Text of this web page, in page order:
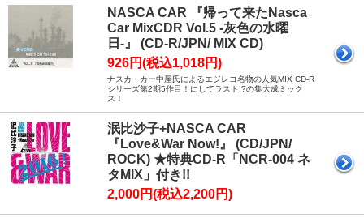
NASCA CAR 『帰って来たNasca
Car MixCDR Vol.5 -灰色の水曜
日-』 (CD-R/JPN/ MIX CD)
926円(税込1,018円)
ナスカ・カー中屋氏によるエジレコ名物の人気MIX CD-R
シリーズ第2期5作目！にしてラスト!?の集大成ミック
ス！
泯比沙子+NASCA CAR
『Love&War Now!』 (CD/JPN/
ROCK) ★特典CD-R「NCR-004 ネ
タMIX」付き!!
2,000円(税込2,200円)